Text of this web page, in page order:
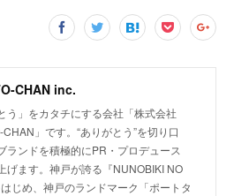
CHAN inc.
う」をカタチにする会社「株式会社
CHAN」です。“ありがとう”を切り口
ランドを積極的にPR・プロデュース
げます。神戸が誇る『NUNOBIKI NO
じめ、神戸のランドマーク「ポートタ